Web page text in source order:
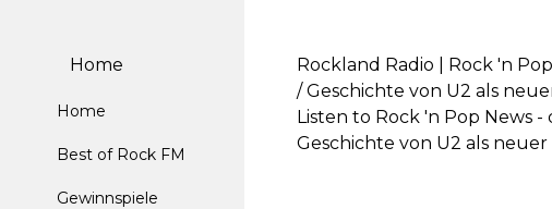
Home
Home
Best of Rock FM
Gewinnspiele
Rockland Radio | Rock 'n
/ Geschichte von U2 als
Listen to Rock 'n Pop News
Geschichte von U2 als